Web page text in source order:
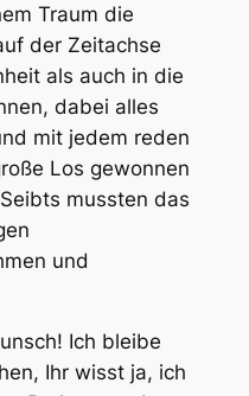
Traum die
der Zeitachse
als auch in die
dabei alles
mit jedem reden
Los gewonnen
mussten das
und
Ich bleibe
Ihr wisst ja, ich